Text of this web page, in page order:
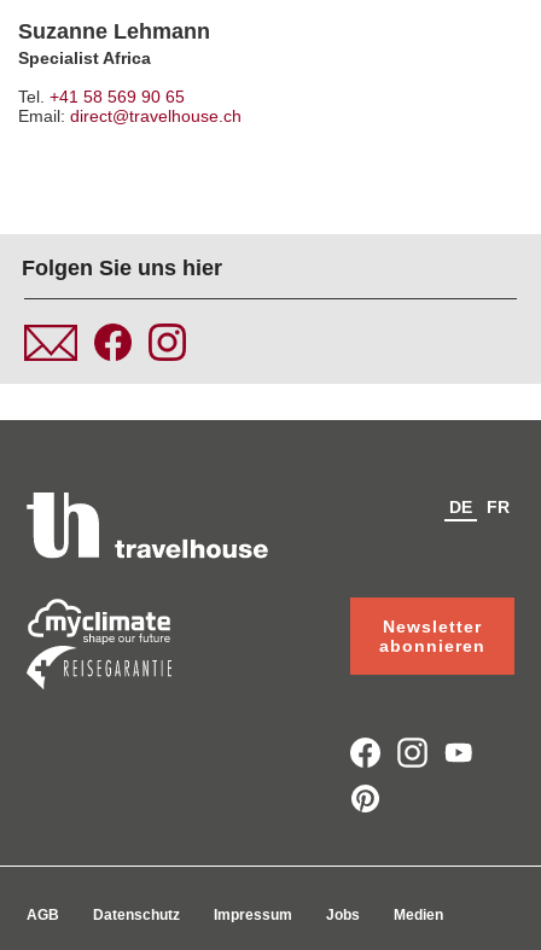
Suzanne Lehmann
Specialist Africa
Tel. +41 58 569 90 65
Email: direct@travelhouse.ch
Folgen Sie uns hier
Newsletter
abonnieren
DE FR
AGB Datenschutz Impressum Jobs Medien